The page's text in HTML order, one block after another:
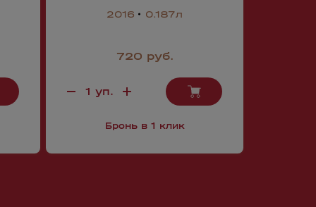
2016 0.187л
720 руб.
Бронь в 1 клик